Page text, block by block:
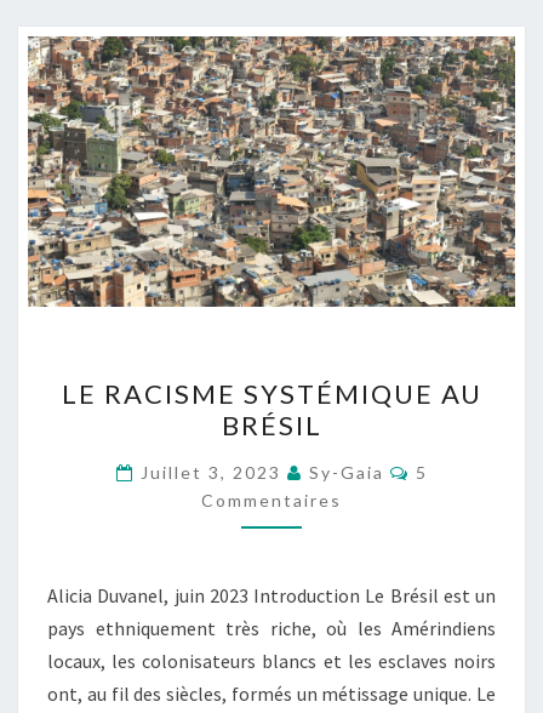
RACISME
SYSTÉMIQUE
AU
BRÉSIL
LE RACISME SYSTÉMIQUE AU
BRÉSIL
Juillet 3, 2023 Sy-Gaia
5
Commentaires
Alicia Duvanel, juin 2023 Introduction Le Brésil est un
pays ethniquement très riche, où les Amérindiens
locaux, les colonisateurs blancs et les esclaves noirs
ont, au fil des siècles, formés un métissage unique. Le